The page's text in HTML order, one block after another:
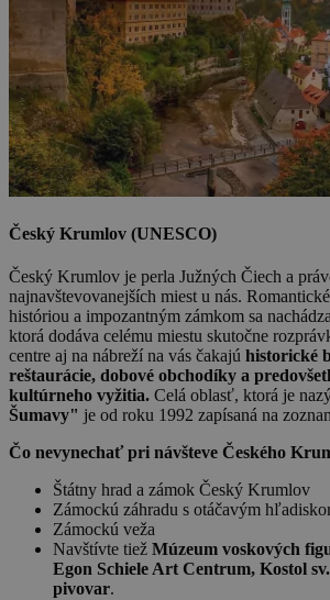
Český Krumlov (UNESCO)
Český Krumlov je perla Južných Čiech a
najnavštevovanejších miest u nás.
históriou a impozantným zámkom sa
ktorá dodáva celému miestu skutočne
centre aj na nábreží na vás čakajú historické
reštaurácie, dobové obchodíky a
kultúrneho vyžitia. Celá oblasť, ktorá je
Šumavy" je od roku 1992 zapísaná na
Čo nevynechať pri návšteve Českého
Štátny hrad a zámok Český Krumlov
Zámockú záhradu s otáčavým
Zámockú veža
Navštívte tiež Múzeum voskových
Egon Schiele Art Centrum, Kostol
pivovar.